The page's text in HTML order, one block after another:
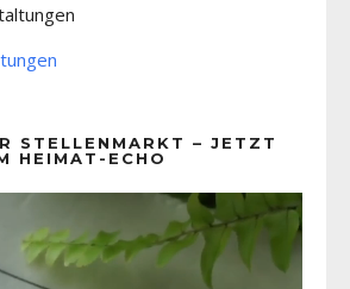
STELLENMARKT – JETZT
HEIMAT-ECHO
Player